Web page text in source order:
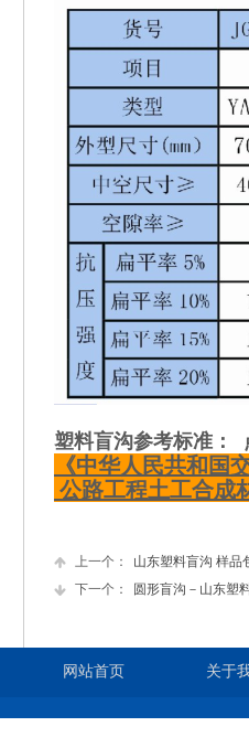
塑料盲沟参考标准：
《中华人民共和国
公路工程土工合成
上一个：
山东塑料盲沟 样品
下一个：
圆形盲沟－山东塑
网站首页 关于